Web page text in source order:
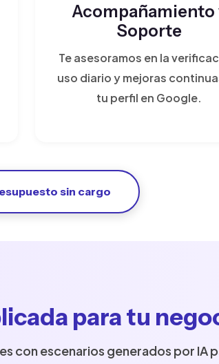
Acompañamiento
Soporte
Te asesoramos en la
uso diario y mejoras
tu perfil en Google.
sin cargo
para tu
con escenarios generados por IA